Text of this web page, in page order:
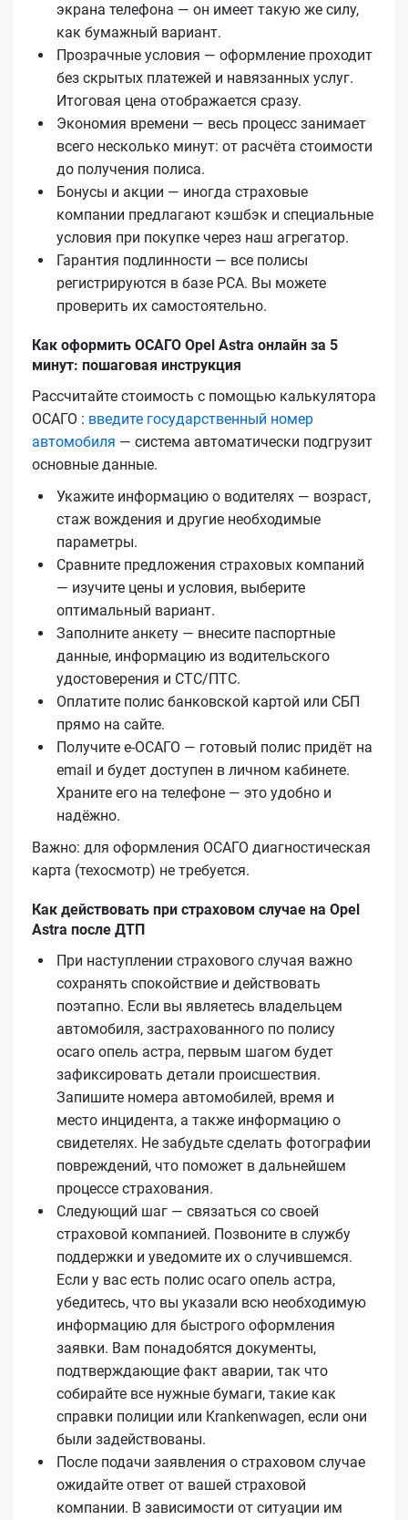
экрана телефона — он имеет такую же силу,
как бумажный вариант.
Прозрачные условия — оформление проходит
без скрытых платежей и навязанных услуг.
Итоговая цена отображается сразу.
Экономия времени — весь процесс занимает
всего несколько минут: от расчёта стоимости
до получения полиса.
Бонусы и акции — иногда страховые
компании предлагают кэшбэк и специальные
условия при покупке через наш агрегатор.
Гарантия подлинности — все полисы
регистрируются в базе РСА. Вы можете
проверить их самостоятельно.
Как оформить ОСАГО Opel Astra онлайн за 5
минут: пошаговая инструкция
Рассчитайте стоимость с помощью калькулятора
ОСАГО : введите государственный номер
автомобиля — система автоматически подгрузит
основные данные.
Укажите информацию о водителях — возраст,
стаж вождения и другие необходимые
параметры.
Сравните предложения страховых компаний
— изучите цены и условия, выберите
оптимальный вариант.
Заполните анкету — внесите паспортные
данные, информацию из водительского
удостоверения и СТС/ПТС.
Оплатите полис банковской картой или СБП
прямо на сайте.
Получите е‑ОСАГО — готовый полис придёт на
email и будет доступен в личном кабинете.
Храните его на телефоне — это удобно и
надёжно.
Важно: для оформления ОСАГО диагностическая
карта (техосмотр) не требуется.
Как действовать при страховом случае на Opel
Astra после ДТП
При наступлении страхового случая важно
сохранять спокойствие и действовать
поэтапно. Если вы являетесь владельцем
автомобиля, застрахованного по полису
осаго опель астра, первым шагом будет
зафиксировать детали происшествия.
Запишите номера автомобилей, время и
место инцидента, а также информацию о
свидетелях. Не забудьте сделать фотографии
повреждений, что поможет в дальнейшем
процессе страхования.
Следующий шаг — связаться со своей
страховой компанией. Позвоните в службу
поддержки и уведомите их о случившемся.
Если у вас есть полис осаго опель астра,
убедитесь, что вы указали всю необходимую
информацию для быстрого оформления
заявки. Вам понадобятся документы,
подтверждающие факт аварии, так что
собирайте все нужные бумаги, такие как
справки полиции или Krankenwagen, если они
были задействованы.
После подачи заявления о страховом случае
ожидайте ответ от вашей страховой
компании. В зависимости от ситуации им